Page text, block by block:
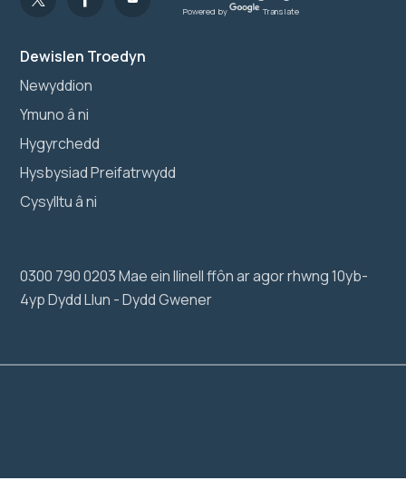
Dewislen Troedyn
Newyddion
Ymuno â ni
Hygyrchedd
Hysbysiad Preifatrwydd
Cysylltu â ni
0300 790 0203 Mae ein llinell ffôn ar agor rhwng 10yb-
4yp Dydd Llun - Dydd Gwener
Powered by Translate